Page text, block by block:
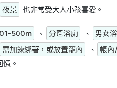
夜景 也非常受大人小孩喜愛。
500m 、 分區浴廁 、 男女
需加鍊綁著，或放置籠內 、 帳內
。